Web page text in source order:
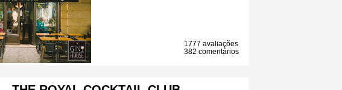
1777 avaliações
382 comentários